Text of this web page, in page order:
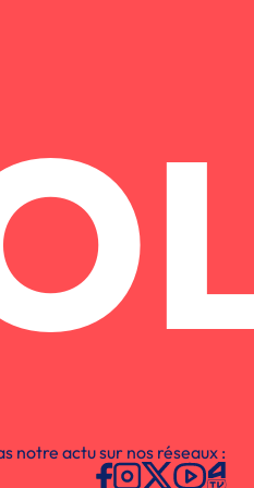
notre actu sur nos réseaux :